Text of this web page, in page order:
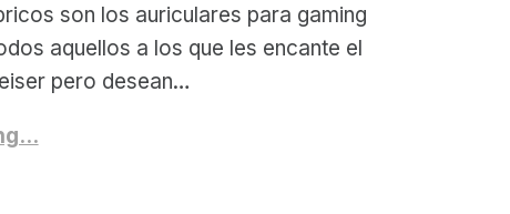
son los auriculares para gaming
aquellos a los que les encante el
pero desean…